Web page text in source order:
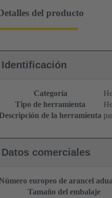
del producto
Identificación
Categoría
Tipo de herramienta
de la herramienta
Datos comerciales
europeo de arancel
Tamaño del embalaje